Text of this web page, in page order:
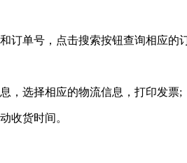
单号，点击搜索按钮查询相应的
，选择相应的物流信息，打印发票;
收货时间。